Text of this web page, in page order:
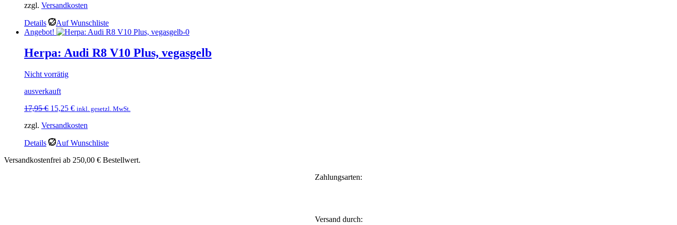
war:
ist:
zzgl. Versandkosten
Details
Auf Wunschliste
Angebot!
Herpa: Audi R8 V10 Plus, vegasgelb
Nicht vorrätig
ausverkauft
17,95€ Ursprünglicher
war:
15,25 €Aktueller
ist:
inkl. gesetzl. MwSt.
zzgl. Versandkosten
Details
Auf Wunschliste
Versandkostenfrei ab 250,00 € Bestellwert.
Zahlungsarten:
Versand durch: